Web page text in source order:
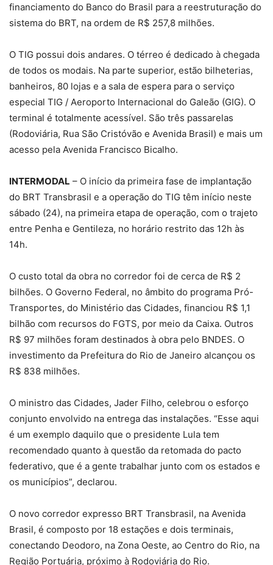
financiamento do Banco do Brasil para a reestruturação do
sistema do BRT, na ordem de R$ 257,8 milhões.
O TIG possui dois andares. O térreo é dedicado à chegada
de todos os modais. Na parte superior, estão bilheterias,
banheiros, 80 lojas e a sala de espera para o serviço
especial TIG / Aeroporto Internacional do Galeão (GIG). O
terminal é totalmente acessível. São três passarelas
(Rodoviária, Rua São Cristóvão e Avenida Brasil) e mais um
acesso pela Avenida Francisco Bicalho.
INTERMODAL – O início da primeira fase de implantação
do BRT Transbrasil e a operação do TIG têm início neste
sábado (24), na primeira etapa de operação, com o trajeto
entre Penha e Gentileza, no horário restrito das 12h às
14h.
O custo total da obra no corredor foi de cerca de R$ 2
bilhões. O Governo Federal, no âmbito do programa Pró-
Transportes, do Ministério das Cidades, financiou R$ 1,1
bilhão com recursos do FGTS, por meio da Caixa. Outros
R$ 97 milhões foram destinados à obra pelo BNDES. O
investimento da Prefeitura do Rio de Janeiro alcançou os
R$ 838 milhões.
O ministro das Cidades, Jader Filho, celebrou o esforço
conjunto envolvido na entrega das instalações. “Esse aqui
é um exemplo daquilo que o presidente Lula tem
recomendado quanto à questão da retomada do pacto
federativo, que é a gente trabalhar junto com os estados e
os municípios”, declarou.
O novo corredor expresso BRT Transbrasil, na Avenida
Brasil, é composto por 18 estações e dois terminais,
conectando Deodoro, na Zona Oeste, ao Centro do Rio, na
Região Portuária, próximo à Rodoviária do Rio.